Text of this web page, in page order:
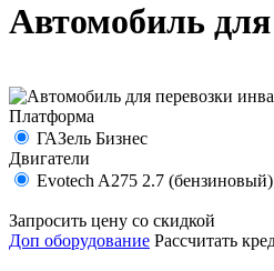
Автомобиль
Платформа
ГАЗель Бизнес
Двигатели
Evotech A275 2.7 (бензиновый)
Запросить цену со скидкой
Доп оборудование Рассчитать